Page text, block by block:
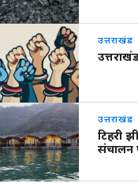
उत्तराखंड
उत्तराखंड
टिहरी
संचालन